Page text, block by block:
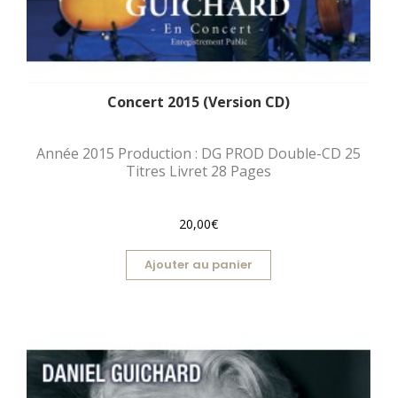
Concert 2015 (Version CD)
Année 2015 Production : DG PROD Double-CD 25
Titres Livret 28 Pages
20,00€
Ajouter au panier